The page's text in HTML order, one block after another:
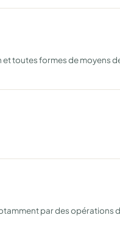
toutes formes de moyens
par des opérations